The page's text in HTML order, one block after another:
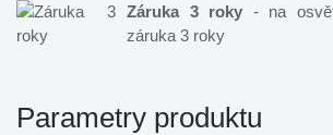
Záruka 3 roky - na
záruka 3 roky
Parametry produktu